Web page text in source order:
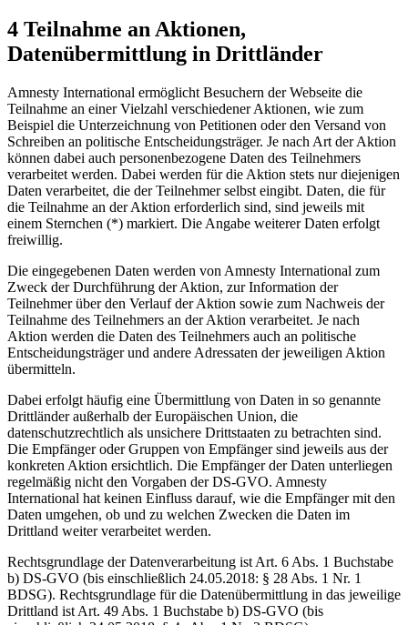
4 Teilnahme an Aktionen,
Datenübermittlung in Drittländer
Amnesty International ermöglicht Besuchern der Webseite die
Teilnahme an einer Vielzahl verschiedener Aktionen, wie zum
Beispiel die Unterzeichnung von Petitionen oder den Versand von
Schreiben an politische Entscheidungsträger. Je nach Art der Aktion
können dabei auch personenbezogene Daten des Teilnehmers
verarbeitet werden. Dabei werden für die Aktion stets nur diejenigen
Daten verarbeitet, die der Teilnehmer selbst eingibt. Daten, die für
die Teilnahme an der Aktion erforderlich sind, sind jeweils mit
einem Sternchen (*) markiert. Die Angabe weiterer Daten erfolgt
freiwillig.
Die eingegebenen Daten werden von Amnesty International zum
Zweck der Durchführung der Aktion, zur Information der
Teilnehmer über den Verlauf der Aktion sowie zum Nachweis der
Teilnahme des Teilnehmers an der Aktion verarbeitet. Je nach
Aktion werden die Daten des Teilnehmers auch an politische
Entscheidungsträger und andere Adressaten der jeweiligen Aktion
übermitteln.
Dabei erfolgt häufig eine Übermittlung von Daten in so genannte
Drittländer außerhalb der Europäischen Union, die
datenschutzrechtlich als unsichere Drittstaaten zu betrachten sind.
Die Empfänger oder Gruppen von Empfänger sind jeweils aus der
konkreten Aktion ersichtlich. Die Empfänger der Daten unterliegen
regelmäßig nicht den Vorgaben der DS-GVO. Amnesty
International hat keinen Einfluss darauf, wie die Empfänger mit den
Daten umgehen, ob und zu welchen Zwecken die Daten im
Drittland weiter verarbeitet werden.
Rechtsgrundlage der Datenverarbeitung ist Art. 6 Abs. 1 Buchstabe
b) DS-GVO (bis einschließlich 24.05.2018: § 28 Abs. 1 Nr. 1
BDSG). Rechtsgrundlage für die Datenübermittlung in das jeweilige
Drittland ist Art. 49 Abs. 1 Buchstabe b) DS-GVO (bis